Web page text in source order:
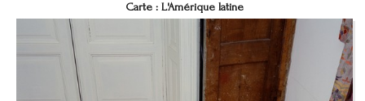
Carte : L'Amérique latine